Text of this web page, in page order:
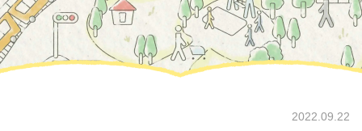
2022.09.22